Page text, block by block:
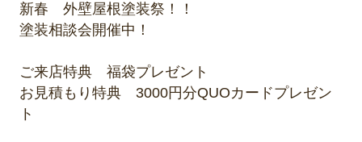
新春 外壁屋根塗装祭！！
塗装相談会開催中！
ご来店特典 福袋プレゼント
お見積もり特典 3000円分QUOカードプレゼン
ト